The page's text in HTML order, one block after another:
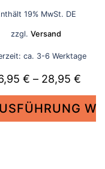
19% MwSt. DE
zzgl. Versand
ca. 3-6 Werktage
€ – 28,95 €
bis